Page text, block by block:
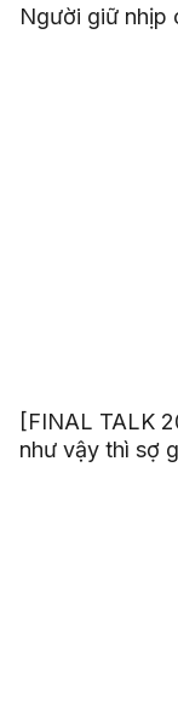
Người giữ nhịp
[FINAL TALK
như vậy thì sợ